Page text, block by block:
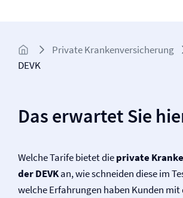
Private Kranken­­versicherung
DEVK
Das erwartet Sie
Welche Tarife bietet dieprivate
der DEVKan, wie schneiden diese im
welche Erfahrungen haben Kunden mit